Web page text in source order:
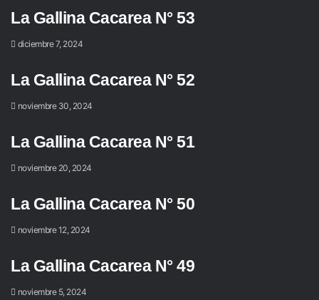
La Gallina Cacarea N° 53
diciembre 7, 2024
La Gallina Cacarea N° 52
noviembre 30, 2024
La Gallina Cacarea N° 51
noviembre 20, 2024
La Gallina Cacarea N° 50
noviembre 12, 2024
La Gallina Cacarea N° 49
noviembre 5, 2024